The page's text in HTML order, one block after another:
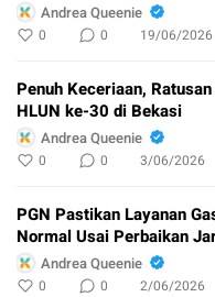
Andrea Queenie
0 0 19/06/2026
Penuh Keceriaan,
HLUN ke-30 di Bekasi
Andrea Queenie
0 0 3/06/2026
PGN Pastikan Layanan
Normal Usai Perbaikan
Andrea Queenie
0 0 2/06/2026